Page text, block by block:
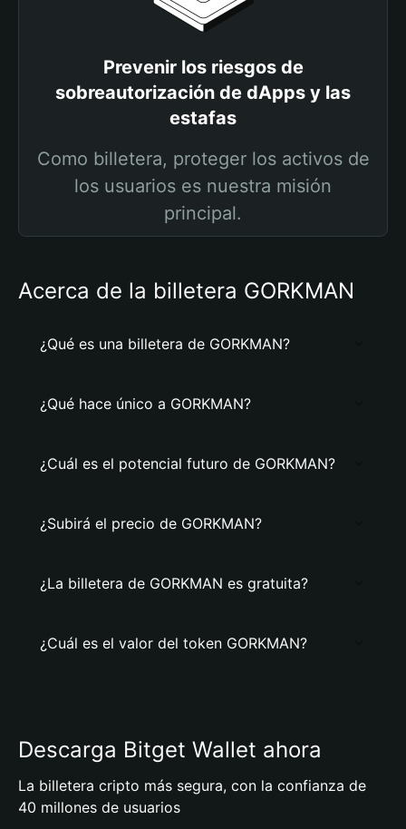
Prevenir los riesgos de
sobreautorización de dApps y las
estafas
Como billetera, proteger los activos de
los usuarios es nuestra misión
principal.
Acerca de la billetera GORKMAN
¿Qué es una billetera de GORKMAN?
¿Qué hace único a GORKMAN?
¿Cuál es el potencial futuro de GORKMAN?
¿Subirá el precio de GORKMAN?
¿La billetera de GORKMAN es gratuita?
¿Cuál es el valor del token GORKMAN?
Descarga Bitget Wallet ahora
La billetera cripto más segura, con la confianza de
40 millones de usuarios